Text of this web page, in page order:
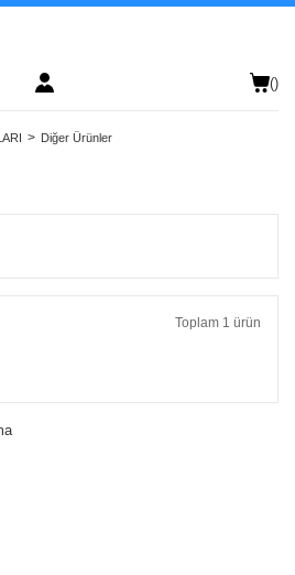
()
Diğer Ürünler
Toplam 1 ürün